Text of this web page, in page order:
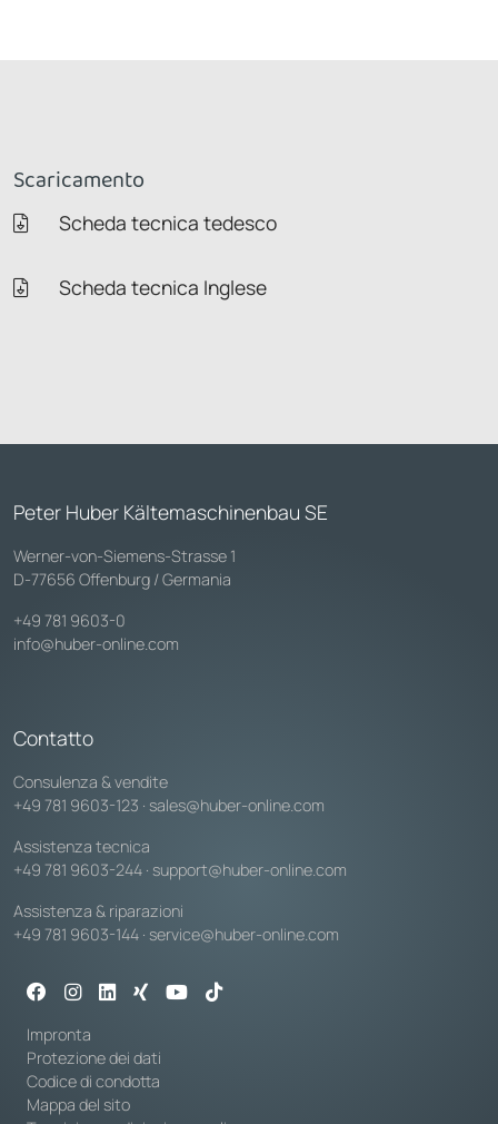
Scaricamento
Scheda tecnica tedesco
Scheda tecnica Inglese
Peter Huber Kältemaschinenbau SE
Werner-von-Siemens-Strasse 1
D-77656 Offenburg / Germania
+49 781 9603-0
info@huber-online.com
Contatto
Consulenza & vendite
+49 781 9603-123 · sales@huber-online.com
Assistenza tecnica
+49 781 9603-244 · support@huber-online.com
Assistenza & riparazioni
+49 781 9603-144 · service@huber-online.com
Impronta
Protezione dei dati
Codice di condotta
Mappa del sito